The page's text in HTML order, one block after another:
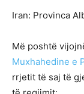
Iran: Provinca
Më poshtë
Muxhahedine e
rrjetit të saj të